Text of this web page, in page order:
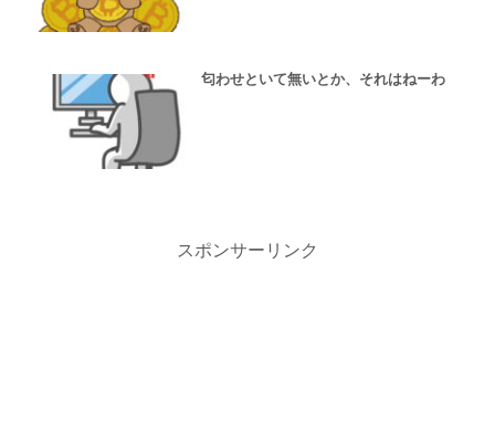
匂わせといて無いとか、それはねーわ
スポンサーリンク